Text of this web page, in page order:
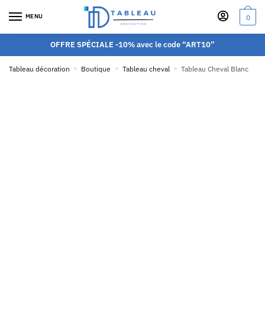
MENU 0
OFFRE SPÉCIALE -10% avec le code “ART10”
Tableau décoration » Boutique » Tableau cheval » Tableau Cheval Blanc